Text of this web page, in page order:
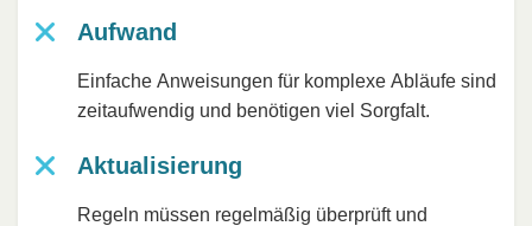
Aufwand
Einfache Anweisungen für komplexe Abläufe sind
zeitaufwendig und benötigen viel Sorgfalt.
Aktualisierung
Regeln müssen regelmäßig überprüft und